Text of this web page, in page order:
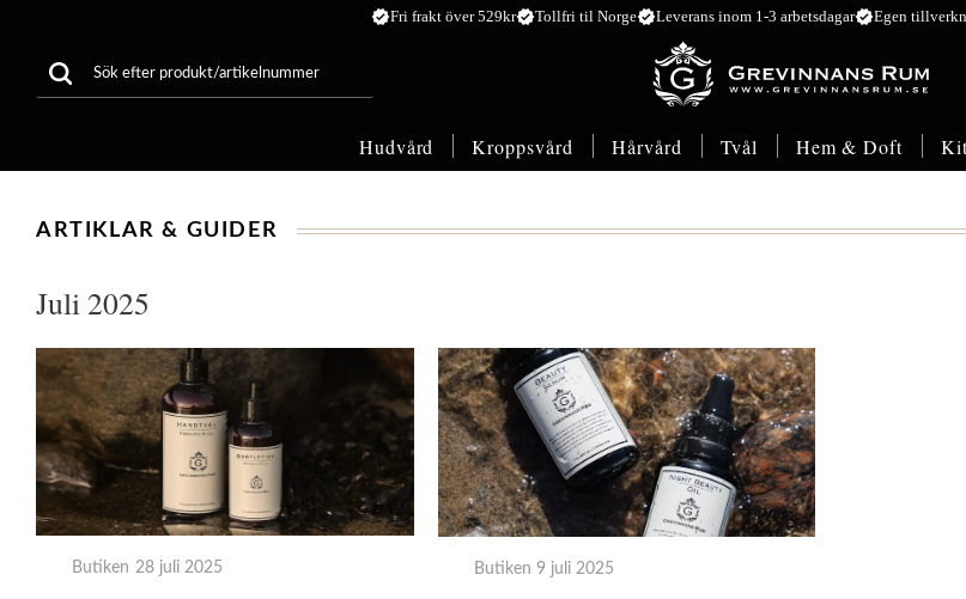
verifiedFri frakt över 529krverifiedTollfri til NorgeverifiedLeverans inom 1-3 arbetsdagarverifiedEgen
Hudvård Kroppsvård Hårvård Tvål Hem & Doft
ARTIKLAR & GUIDER
Juli 2025
Butiken 28 juli 2025 Butiken 9 juli 2025